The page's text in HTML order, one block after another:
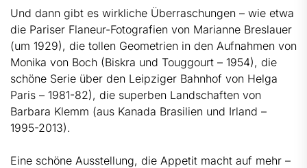
Und dann gibt es wirkliche Überraschungen – wie etwa
die Pariser Flaneur-Fotografien von Marianne Breslauer
(um 1929), die tollen Geometrien in den Aufnahmen von
Monika von Boch (Biskra und Touggourt – 1954), die
schöne Serie über den Leipziger Bahnhof von Helga
Paris – 1981-82), die superben Landschaften von
Barbara Klemm (aus Kanada Brasilien und Irland –
1995-2013).
Eine schöne Ausstellung, die Appetit macht auf mehr –